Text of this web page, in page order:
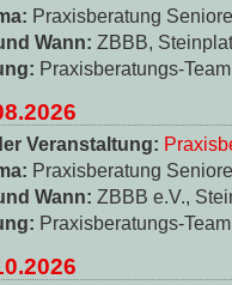
Praxisberatung
Wann: ZBBB,
Praxisberatungs-Team
Veranstaltung:
Praxisberatung
Wann: ZBBB e.V.,
Praxisberatungs-Team